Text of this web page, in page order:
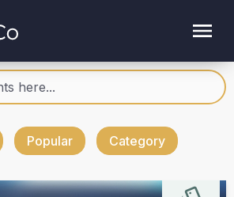
Popular Category